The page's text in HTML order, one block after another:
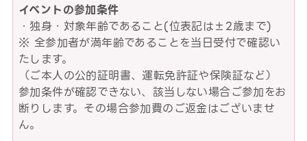
イベントの参加条件
・独身・対象年齢であること(位表記は±2歳まで)
※ 全参加者が満年齢であることを当日受付で確認い
たします。
（ご本人の公的証明書、運転免許証や保険証など）
参加条件が確認できない、該当しない場合ご参加をお
断りします。その場合参加費のご返金はございませ
ん。